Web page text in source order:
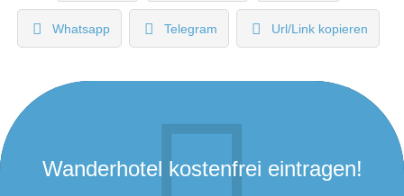
Whatsapp Telegram Url/Link kopieren
Wanderhotel kostenfrei eintragen!